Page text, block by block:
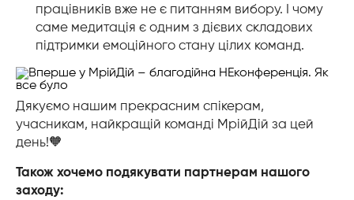
працівників вже не є питанням вибору. І чому
саме медитація є одним з дієвих складових
підтримки емоційного стану цілих команд.
Дякуємо нашим прекрасним спікерам,
учасникам, найкращій команді МрійДій за цей
день!🧡
Також хочемо подякувати партнерам нашого
заходу: